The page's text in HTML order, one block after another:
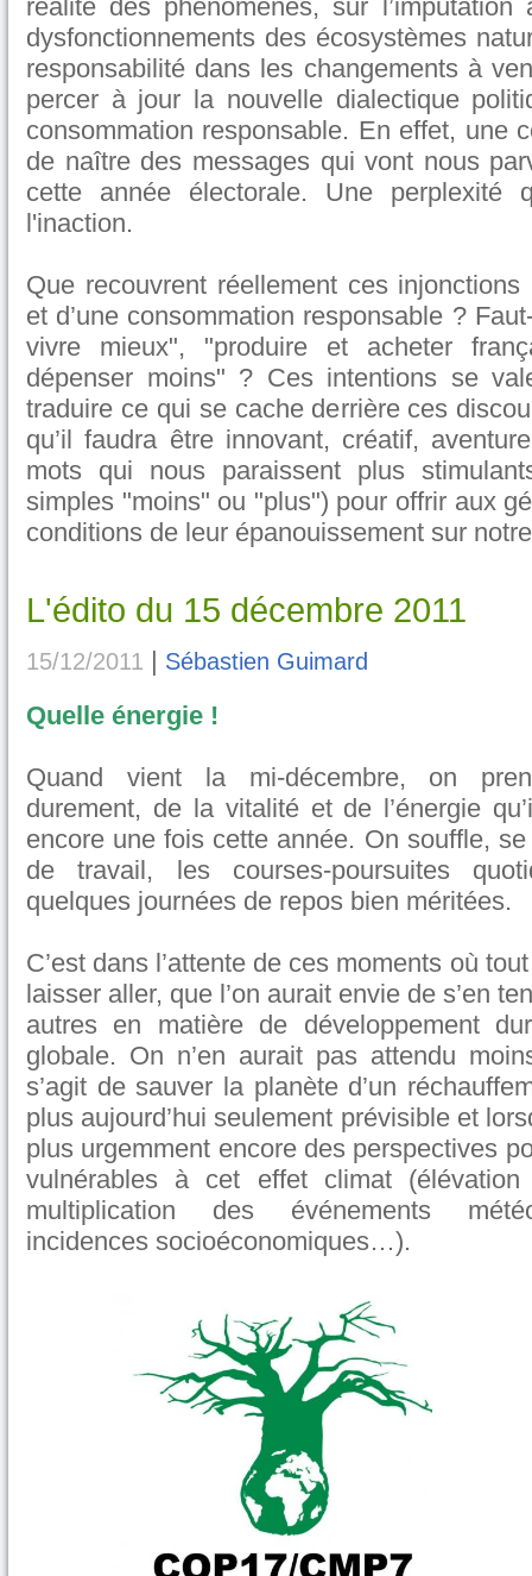
réalité des phénomènes, sur
dysfonctionnements des écosystèmes
responsabilité dans les changements à
percer à jour la nouvelle dialectique
consommation responsable. En effet, une
de naître des messages qui vont nous
cette année électorale. Une perplexité
l'inaction.
Que recouvrent réellement ces injonctions
et d’une consommation responsable ?
vivre mieux", "produire et acheter
dépenser moins" ? Ces intentions se
traduire ce qui se cache derrière ces
qu’il faudra être innovant, créatif,
mots qui nous paraissent plus
simples "moins" ou "plus") pour offrir aux
conditions de leur épanouissement sur
L'édito du 15 décembre 2011
15/12/2011 | Sébastien Guimard
Quelle énergie !
Quand vient la mi-décembre, on
durement, de la vitalité et de l’énergie
encore une fois cette année. On souffle,
de travail, les courses-poursuites
quelques journées de repos bien méritées.
C’est dans l’attente de ces moments où
laisser aller, que l’on aurait envie de s’en
autres en matière de développement
globale. On n’en aurait pas attendu
s’agit de sauver la planète d’un
plus aujourd’hui seulement prévisible et
plus urgemment encore des perspectives
vulnérables à cet effet climat
multiplication des événements
incidences socioéconomiques…).